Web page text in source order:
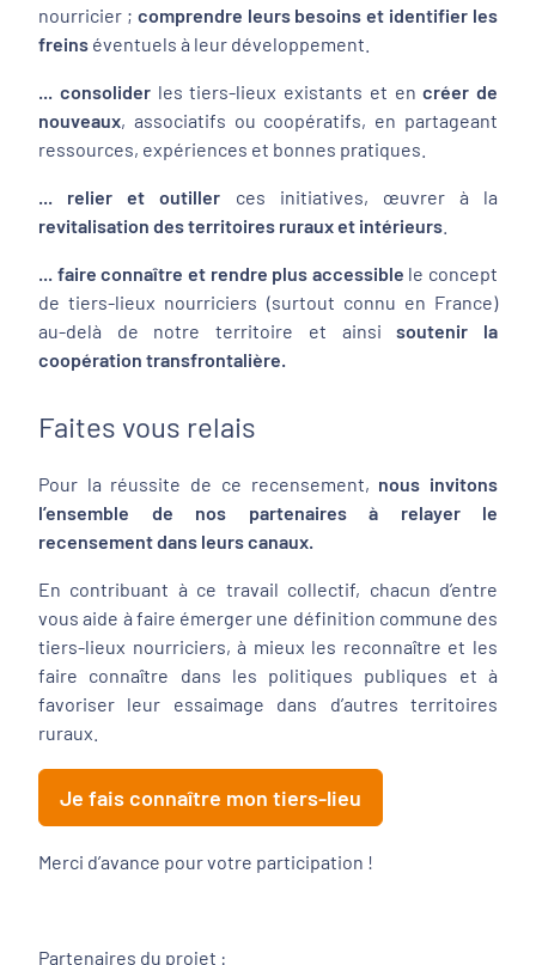
nourricier ; comprendre leurs besoins et identifier les
freins éventuels à leur développement.
... consolider les tiers-lieux existants et encréer de
nouveaux, associatifs ou coopératifs, en partageant
ressources, expériences et bonnes pratiques.
... relier et outiller ces initiatives, œuvrer à la
revitalisation des territoires ruraux et intérieurs
... faire connaître et rendre plus accessible le concept
de tiers-lieux nourriciers (surtout connu en France)
au-delà de notre territoire et ainsisoutenir la
coopération transfrontalière.
Faites vous relais
Pour la réussite de ce recensement, nous invitons
l’ensemble de nos partenaires à relayer le
recensement dans leurs canaux.
En contribuant à ce travail collectif, chacun d’entre
vous aide à faire émerger une définition commune des
tiers-lieux nourriciers, à mieux les reconnaître et les
faire connaître dans les politiques publiques et à
favoriser leur essaimage dans d’autres territoires
ruraux.
Je fais connaître mon tiers-lieu
Merci d’avance pour votre participation !
Partenaires du projet :